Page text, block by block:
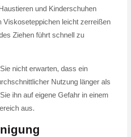
und Kinderschuhen
Viskoseteppichen leicht zerreißen
Ziehen führt schnell zu
nicht erwarten, dass ein
Nutzung länger als
ihn auf eigene Gefahr in einem
aus.